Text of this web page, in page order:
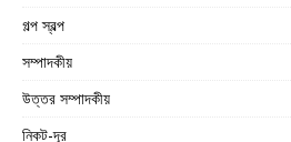
গল্প স্বল্প
সম্পাদকীয়
উত্তর সম্পাদকীয়
নিকট-দূর